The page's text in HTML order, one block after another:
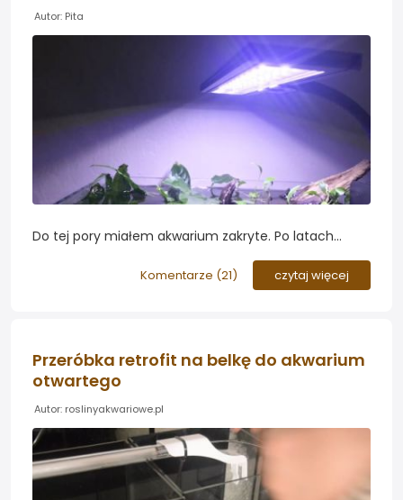
Autor: Pita
Do tej pory miałem akwarium zakryte. Po latach
ustawiona jest na krawędziach akwarium. Jestem
bardzo zadowolony, lampa pięknie oddaje kolory.
Komentarze (21) czytaj więcej
Przeróbka retrofit na belkę do akwarium
otwartego
Autor: roslinyakwariowe.pl